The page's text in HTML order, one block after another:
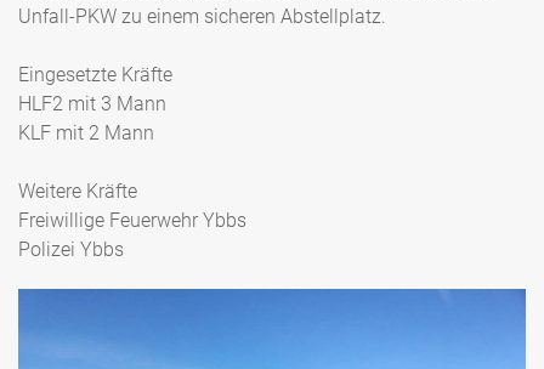
Unfall-PKW zu einem sicheren Abstellplatz.
Eingesetzte Kräfte
HLF2 mit 3 Mann
KLF mit 2 Mann
Weitere Kräfte
Freiwillige Feuerwehr Ybbs
Polizei Ybbs